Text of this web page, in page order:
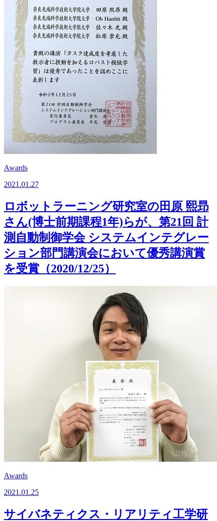
Awards
2021.01.27
ロボットラーニング研究室の田原 熙昻
さん(博士前期課程1年)らが、第21回 計
測自動制御学会 システムインテグレー
ション部門講演会において優秀講演賞
を受賞（2020/12/25）
Awards
2021.01.25
サイバネティクス・リアリティ工学研